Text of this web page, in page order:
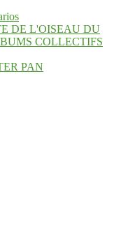
DE L'OISEAU DU
COLLECTIFS
PAN